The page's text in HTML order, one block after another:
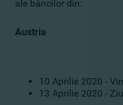
ale băncilor din:
Austria
10 Aprilie 2020 -
13 Aprilie 2020 -